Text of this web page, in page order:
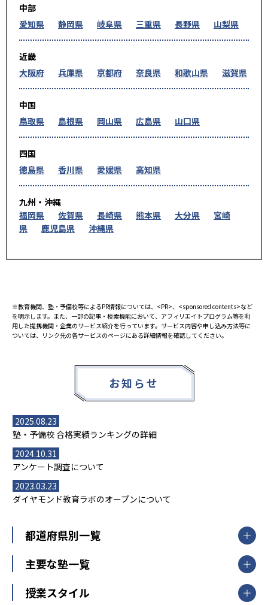
中部
愛知県
静岡県 岐阜県 三重県 長野県 山梨県
近畿
大阪府
兵庫県 京都府 奈良県 和歌山県 滋賀県
中国
鳥取県
島根県 岡山県 広島県 山口県
四国
徳島県
香川県 愛媛県 高知県
九州・沖縄
福岡県
佐賀県 長崎県 熊本県 大分県
宮崎
県
鹿児島県 沖縄県
※教育機関、塾・予備校等によるPR情報については、<PR>、<sponsored contents>など
を明示します。また、一部の記事・検索機能において、アフィリエイトプログラム等を利
用した提携機関・企業のサービス紹介を行っています。サービス内容や申し込み方法等に
ついては、リンク先の各サービスのページにある詳細情報を確認してください。
お知らせ
2025.08.23
塾・予備校 合格実績ランキングの詳細
2024.10.31
アンケート調査について
2023.03.23
ダイヤモンド教育ラボのオープンについて
都道府県別一覧
北海道・東北
山形県
福島県
主要な塾一覧
【掲載塾一覧を見る】
授業スタイル